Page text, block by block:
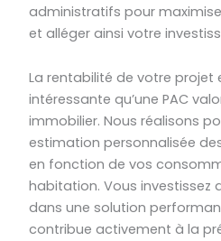
administratifs pour
et alléger ainsi votre
La rentabilité de votre projet
intéressante qu’une PAC
immobilier. Nous réalisons
estimation personnalisée
en fonction de vos
habitation. Vous investissez
dans une solution
contribue activement à la